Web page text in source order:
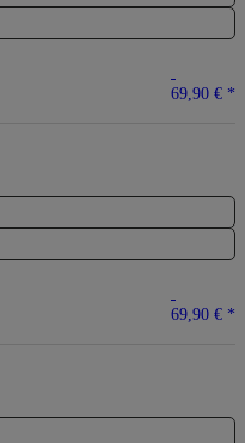
69,90 € *
69,90 € *